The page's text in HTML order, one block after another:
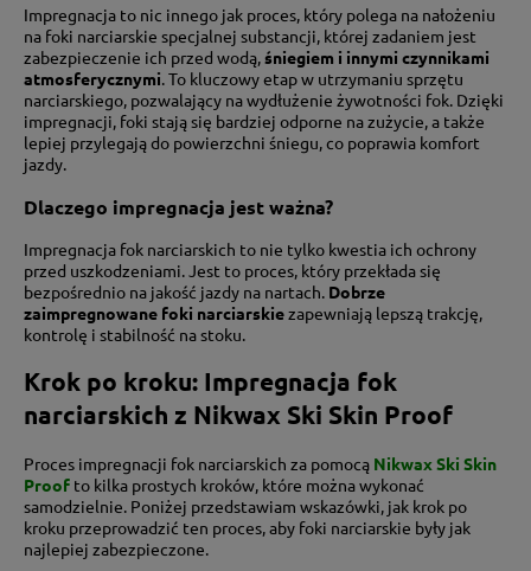
Impregnacja to nic innego jak proces, który polega na nałożeniu
na foki narciarskie specjalnej substancji, której zadaniem jest
zabezpieczenie ich przed wodą,śniegiem i innymi czynnikami
atmosferycznymi. To kluczowy etap w utrzymaniu sprzętu
narciarskiego, pozwalający na wydłużenie żywotności fok. Dzięki
impregnacji, foki stają się bardziej odporne na zużycie, a także
lepiej przylegają do powierzchni śniegu, co poprawia komfort
jazdy.
Dlaczego impregnacja jest ważna?
Impregnacja fok narciarskich to nie tylko kwestia ich ochrony
przed uszkodzeniami. Jest to proces, który przekłada się
bezpośrednio na jakość jazdy na nartach. Dobrze
zaimpregnowane foki narciarskiezapewniają lepszą trakcję,
kontrolę i stabilność na stoku.
Krok po kroku: Impregnacja fok
narciarskich z Nikwax Ski Skin Proof
Proces impregnacji fok narciarskich za pomocą Nikwax Ski Skin
Proof to kilka prostych kroków, które można wykonać
samodzielnie. Poniżej przedstawiam wskazówki, jak krok po
kroku przeprowadzić ten proces, aby foki narciarskie były jak
najlepiej zabezpieczone.